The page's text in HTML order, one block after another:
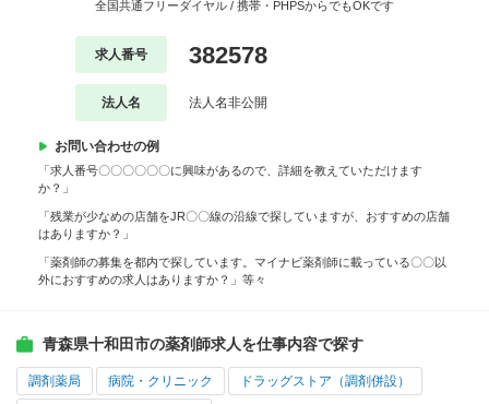
全国共通フリーダイヤル / 携帯・PHPSからでもOKです
求人番号 382578
法人名 法人名非公開
お問い合わせの例
「求人番号〇〇〇〇〇〇に興味があるので、詳細を教えていただけます
か？」
「残業が少なめの店舗をJR〇〇線の沿線で探していますが、おすすめの店舗
はありますか？」
「薬剤師の募集を都内で探しています。マイナビ薬剤師に載っている〇〇以
外におすすめの求人はありますか？」等々
青森県十和田市の薬剤師求人を仕事内容で探す
調剤薬局 病院・クリニック ドラッグストア（調剤併設）